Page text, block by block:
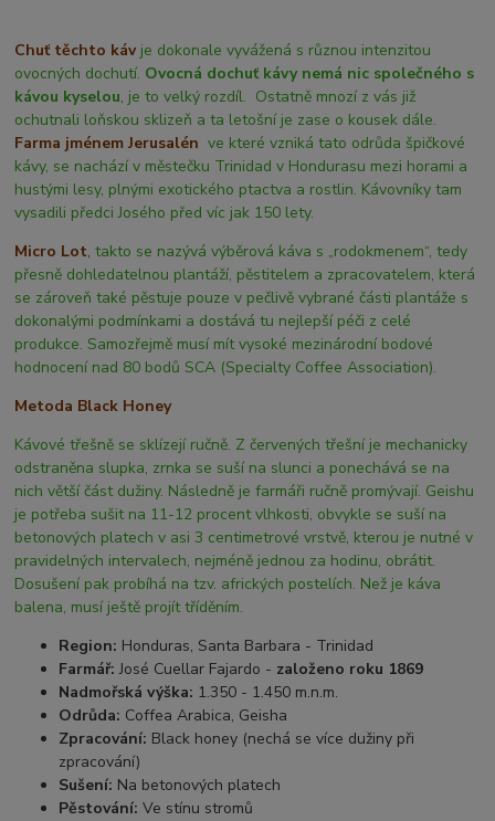
Chuť těchto kávje dokonale vyvážená s různou intenzitou
ovocných dochutí. Ovocná dochuť kávy nemá nic společného s
kávou kyselou, je to velký rozdíl. Ostatně mnozí z vás již
ochutnali loňskou sklizeň a ta letošní je zase o kousek dále.
Farma jménem Jerusalén ve které vzniká tato odrůda špičkové
kávy, se nachází v městečku Trinidad v Hondurasu mezi horami a
hustými lesy, plnými exotického ptactva a rostlin. Kávovníky tam
vysadili předci Josého před víc jak 150 lety.
Micro Lot, takto se nazývá výběrová káva s „rodokmenem“, tedy
přesně dohledatelnou plantáží, pěstitelem a zpracovatelem, která
se zároveň také pěstuje pouze v pečlivě vybrané části plantáže s
dokonalými podmínkami a dostává tu nejlepší péči z celé
produkce. Samozřejmě musí mít vysoké mezinárodní bodové
hodnocení nad 80 bodů SCA (Specialty Coffee Association).
Metoda Black Honey
Kávové třešně se sklízejí ručně. Z červených třešní je mechanicky
odstraněna slupka, zrnka se suší na slunci a ponechává se na
nich větší část dužiny. Následně je farmáři ručně promývají. Geishu
je potřeba sušit na 11-12 procent vlhkosti, obvykle se suší na
betonových platech v asi 3 centimetrové vrstvě, kterou je nutné v
pravidelných intervalech, nejméně jednou za hodinu, obrátit.
Dosušení pak probíhá na tzv. afrických postelích. Než je káva
balena, musí ještě projít tříděním.
Region: Honduras, Santa Barbara - Trinidad
Farmář: José Cuellar Fajardo - založeno roku 1869
Nadmořská výška: 1.350 - 1.450 m.n.m.
Odrůda: Coffea Arabica, Geisha
Zpracování: Black honey (nechá se více dužiny při
zpracování)
Sušení: Na betonových platech
Pěstování: Ve stínu stromů